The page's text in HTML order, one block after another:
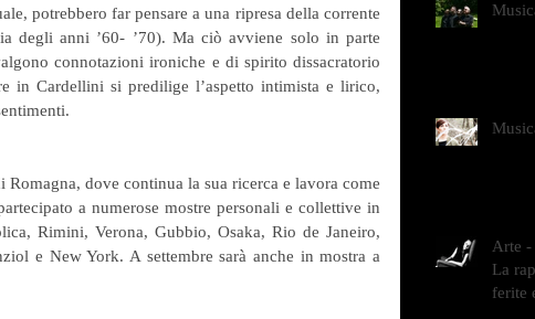
potrebbero far pensare a una ripresa della corrente
degli anni ’60- ’70). Ma ciò avviene solo in parte
connotazioni ironiche e di spirito dissacratorio
in Cardellini si predilige l’aspetto intimista e lirico,
dove continua la sua ricerca e lavora come
a numerose mostre personali e collettive in
Rimini, Verona, Gubbio, Osaka, Rio de Janeiro,
e New York. A settembre sarà anche in mostra a
Arte -
La
ferite